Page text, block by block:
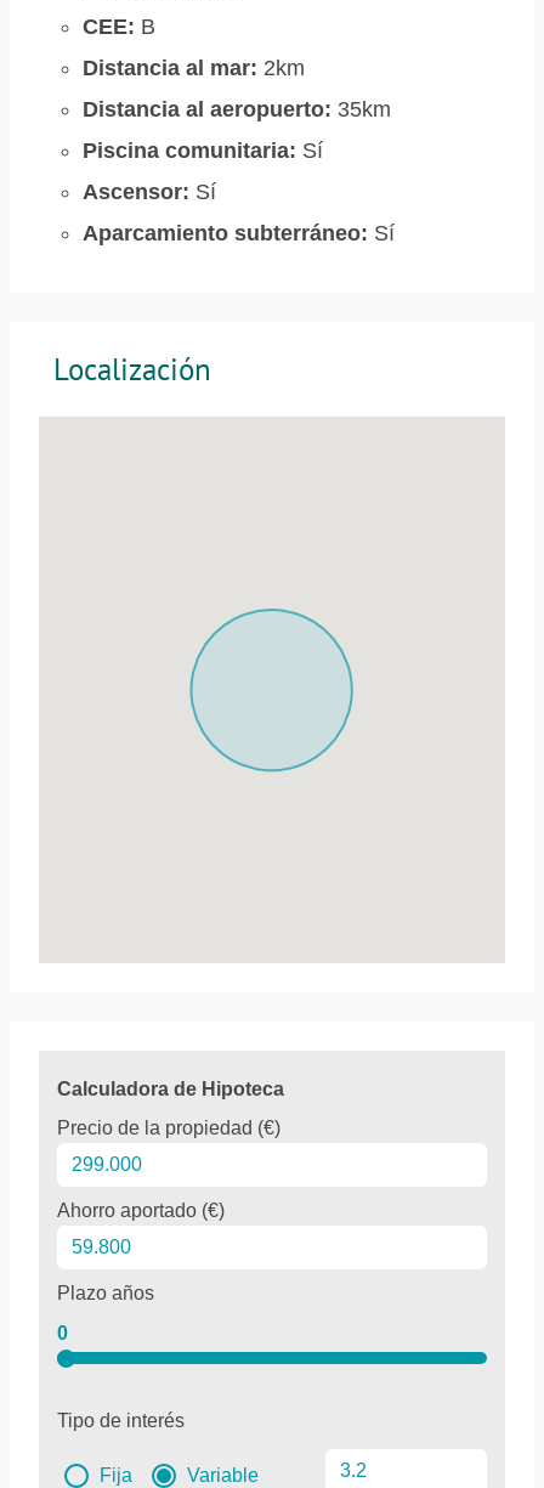
CEE: B
Distancia al mar: 2km
Distancia al aeropuerto: 35km
Piscina comunitaria: Sí
Ascensor: Sí
Aparcamiento subterráneo: Sí
Localización
Calculadora de Hipoteca
Precio de la propiedad (€)
Ahorro aportado (€)
Plazo años
0
Tipo de interés
Fija Variable